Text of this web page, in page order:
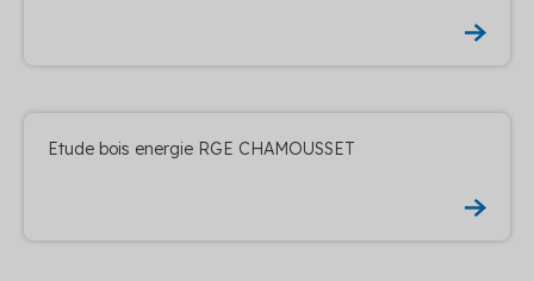
Etude bois energie RGE CHAMOUSSET